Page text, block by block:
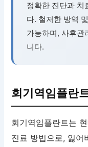
정확한 진단과 치
다. 철저한 방역
가능하며, 사후관
니다.
회기역임플란
회기역임플란트는
진료 방법으로, 잃어